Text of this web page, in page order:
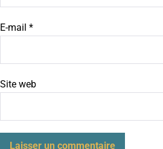
E-mail *
Site web